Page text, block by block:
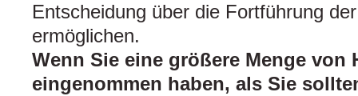
Entscheidung über die Fortführung
ermöglichen.
Wenn Sie eine größere Menge von
eingenommen haben, als Sie